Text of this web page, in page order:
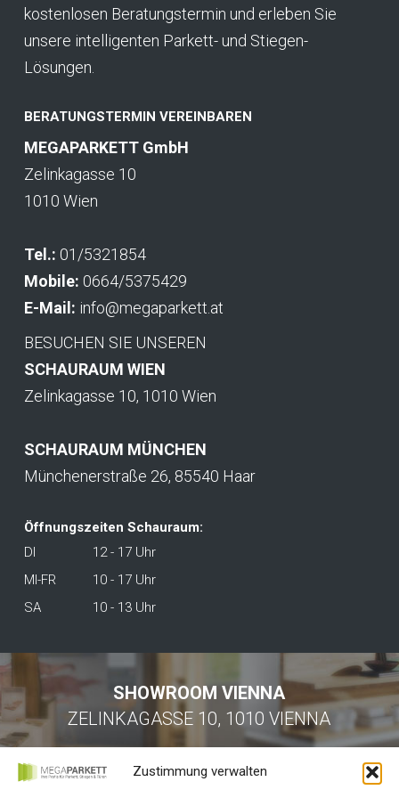
Zustimmung verwalten
kostenlosen Beratungstermin und erleben Sie
unsere intelligenten Parkett- und Stiegen-
Lösungen.
BERATUNGSTERMIN VEREINBAREN
MEGAPARKETT GmbH
Zelinkagasse 10
1010 Wien
Tel.: 01/5321854
Mobile: 0664/5375429
E-Mail: info@megaparkett.at
BESUCHEN SIE UNSEREN
SCHAURAUM WIEN
Zelinkagasse 10, 1010 Wien
SCHAURAUM MÜNCHEN
Münchenerstraße 26, 85540 Haar
Öffnungszeiten Schauraum:
DI
12 - 17 Uhr
MI-FR
10 - 17 Uhr
SA
10 - 13 Uhr
SHOWROOM VIENNA
ZELINKAGASSE 10, 1010 VIENNA